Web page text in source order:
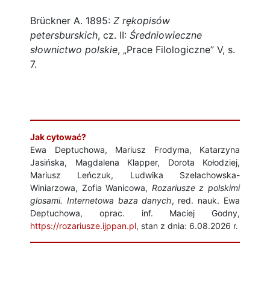
Brückner A. 1895: Z rękopisów
petersburskich, cz. II: Średniowieczne
słownictwo polskie, „Prace Filologiczne” V, s.
7.
Jak cytować?
Ewa Deptuchowa, Mariusz Frodyma, Katarzyna
Jasińska, Magdalena Klapper, Dorota Kołodziej,
Mariusz Leńczuk, Ludwika Szelachowska-
Winiarzowa, Zofia Wanicowa, Rozariusze z polskimi
glosami. Internetowa baza danych, red. nauk. Ewa
Deptuchowa, oprac. inf. Maciej Godny,
https://rozariusze.ijppan.pl, stan z dnia: 6.08.2026 r.